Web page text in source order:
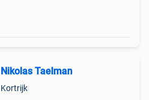
Nikolas Taelman
Kortrijk